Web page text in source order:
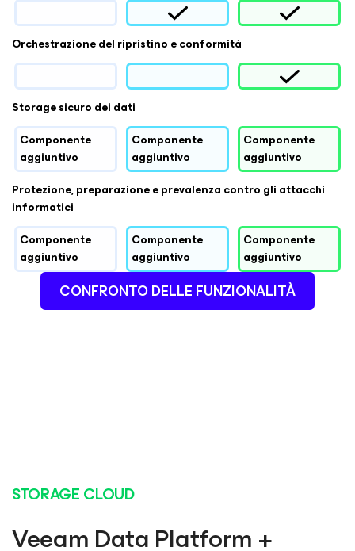
Orchestrazione del ripristino e conformità
Storage sicuro dei dati
Componente
aggiuntivo
Componente
aggiuntivo
Componente
aggiuntivo
Protezione, preparazione e prevalenza contro gli attacchi
informatici
Componente
aggiuntivo
Componente
aggiuntivo
Componente
aggiuntivo
CONFRONTO DELLE FUNZIONALITÀ
STORAGE CLOUD
Veeam Data Platform +